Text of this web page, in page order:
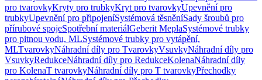
pro tvarovkyKryty pro trubkyKryt pro tvarovkyUpevnění pro
trubkyUpevnění pro připojeníSystémová těsněníSady šroubů pro
přírubové spojeSpotřební materiálGeberit MeplaSystémové trubky
pro pitnou vodu, MLSystémové trubky pro vytápění,
MLTvarovkyNáhradní díly pro TvarovkyVsuvkyNáhradní díly pro
VsuvkyRedukceNáhradní díly pro RedukceKolenaNáhradní díly
pro KolenaT tvarovkyNáhradní díly pro T tvarovkyPřechodky